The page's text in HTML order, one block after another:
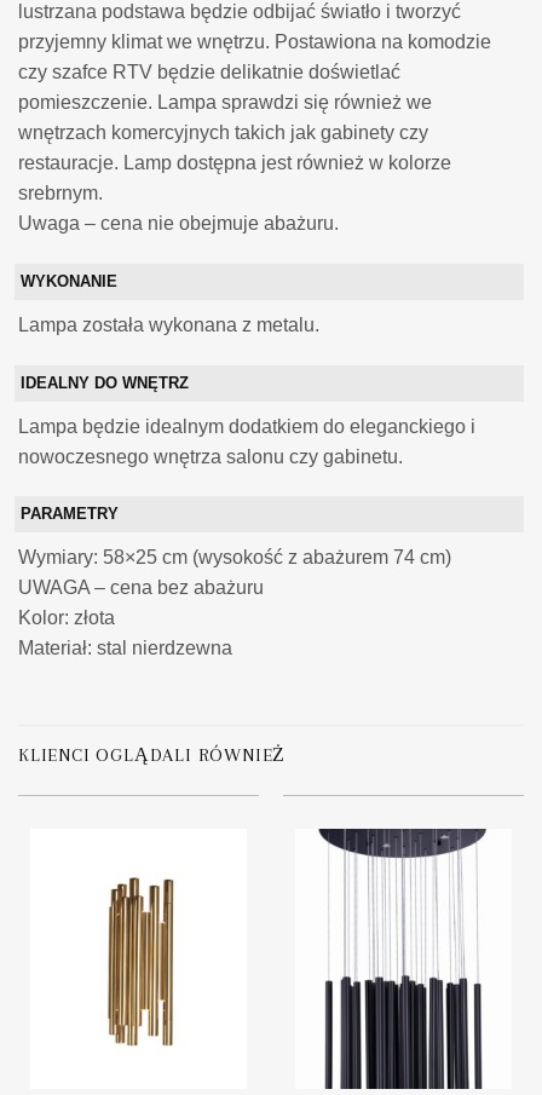
lustrzana podstawa będzie odbijać światło i tworzyć
przyjemny klimat we wnętrzu. Postawiona na komodzie
czy szafce RTV będzie delikatnie doświetlać
pomieszczenie. Lampa sprawdzi się również we
wnętrzach komercyjnych takich jak gabinety czy
restauracje. Lamp dostępna jest również w kolorze
srebrnym.
Uwaga – cena nie obejmuje abażuru.
WYKONANIE
Lampa została wykonana z metalu.
IDEALNY DO WNĘTRZ
Lampa będzie idealnym dodatkiem do eleganckiego i
nowoczesnego wnętrza salonu czy gabinetu.
PARAMETRY
Wymiary: 58×25 cm (wysokość z abażurem 74 cm)
UWAGA – cena bez abażuru
Kolor: złota
Materiał: stal nierdzewna
KLIENCI OGLĄDALI RÓWNIEŻ